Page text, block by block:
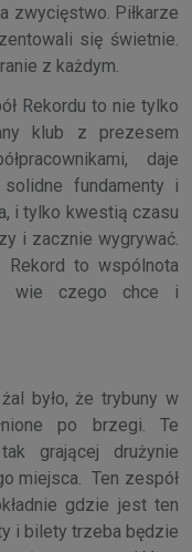
zwycięstwo. Piłkarze
się świetnie.
z każdym.
Rekordu to nie tylko
klub z prezesem
daje
fundamenty i
i tylko kwestią czasu
i zacznie wygrywać.
to wspólnota
wie czego chce i
było, że trybuny w
po brzegi. Te
grającej drużynie
miejsca. Ten zespół
gdzie jest ten
i bilety trzeba będzie